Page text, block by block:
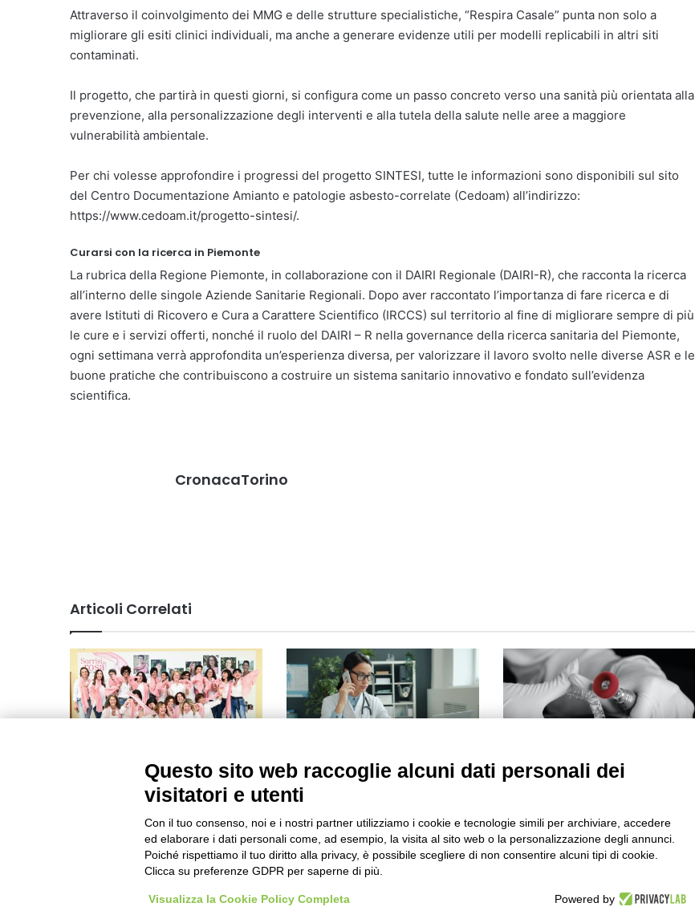
Attraverso il coinvolgimento dei MMG e delle strutture specialistiche, “Respira Casale” punta non solo a
migliorare gli esiti clinici individuali, ma anche a generare evidenze utili per modelli replicabili in altri siti
contaminati.
Il progetto, che partirà in questi giorni, si configura come un passo concreto verso una sanità più orientata alla
prevenzione, alla personalizzazione degli interventi e alla tutela della salute nelle aree a maggiore
vulnerabilità ambientale.
Per chi volesse approfondire i progressi del progetto SINTESI, tutte le informazioni sono disponibili sul sito
del Centro Documentazione Amianto e patologie asbesto-correlate (Cedoam) all’indirizzo:
https://www.cedoam.it/progetto-sintesi/.
Curarsi con la ricerca in Piemonte
La rubrica della Regione Piemonte, in collaborazione con il DAIRI Regionale (DAIRI-R), che racconta la ricerca
all’interno delle singole Aziende Sanitarie Regionali. Dopo aver raccontato l’importanza di fare ricerca e di
avere Istituti di Ricovero e Cura a Carattere Scientifico (IRCCS) sul territorio al fine di migliorare sempre di più
le cure e i servizi offerti, nonché il ruolo del DAIRI – R nella governance della ricerca sanitaria del Piemonte,
ogni settimana verrà approfondita un’esperienza diversa, per valorizzare il lavoro svolto nelle diverse ASR e le
buone pratiche che contribuiscono a costruire un sistema sanitario innovativo e fondato sull’evidenza
scientifica.
CronacaTorino
Articoli Correlati
Al SalTo storie di rinascita dopo
la malattia con Sorrisi in Rosa
Medicina di territorio, il ruolo
centrale dei POCT
Odontotecnico come
svolta storica
Febbraio 2024 8:05
Questo sito web raccoglie alcuni dati personali dei
visitatori e utenti
Con il tuo consenso, noi e i nostri partner utilizziamo i cookie e tecnologie simili per archiviare, accedere
ed elaborare i dati personali come, ad esempio, la visita al sito web o la personalizzazione degli annunci.
Poiché rispettiamo il tuo diritto alla privacy, è possibile scegliere di non consentire alcuni tipi di cookie.
Clicca su preferenze GDPR per saperne di più.
Visualizza la Cookie Policy Completa Powered by